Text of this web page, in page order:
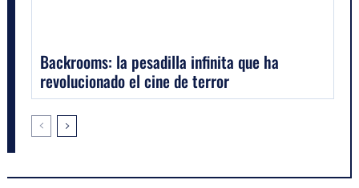
Backrooms: la pesadilla infinita que ha
revolucionado el cine de terror